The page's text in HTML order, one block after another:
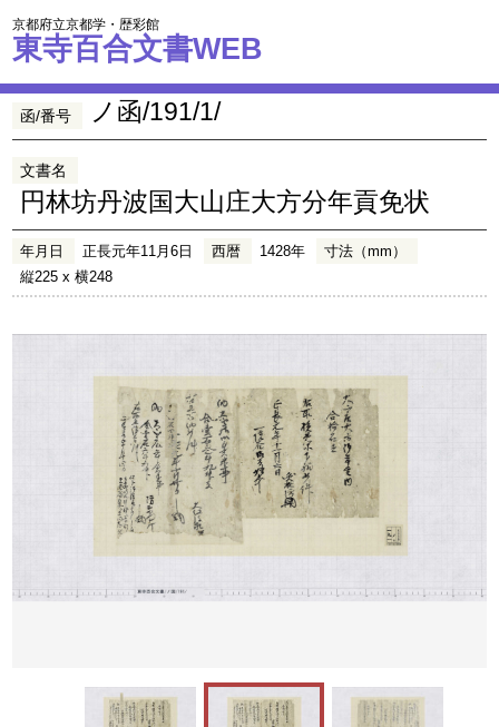
京都府立京都学・歴彩館
東寺百合文書WEB
函/番号 ノ函/191/1/
文書名
円林坊丹波国大山庄大方分年貢免状
年月日 正長元年11月6日 西暦 1428年
寸法（mm）
縦225 x 横248